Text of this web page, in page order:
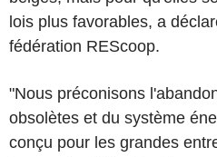
lois plus favorables, a
fédération REScoop.
"Nous préconisons
obsolètes et du système
conçu pour les grandes